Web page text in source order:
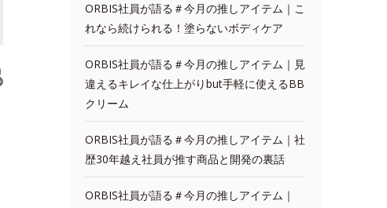
ORBIS社員が語る＃今月の推しアイテム｜こ
れなら続けられる！塗らないボディケア
ORBIS社員が語る＃今月の推しアイテム｜見
違えるキレイな仕上がりbut手軽に使えるBB
クリーム
ORBIS社員が語る＃今月の推しアイテム｜社
歴30年越え社員が推す商品と開発の裏話
ORBIS社員が語る＃今月の推しアイテム｜